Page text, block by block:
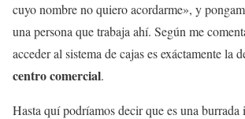
cuyo nombre no quiero acordarme», y
una persona que trabaja ahí. Según me
acceder al sistema de cajas es exáctamente la
centro comercial.
Hasta quí podríamos decir que es una burrada